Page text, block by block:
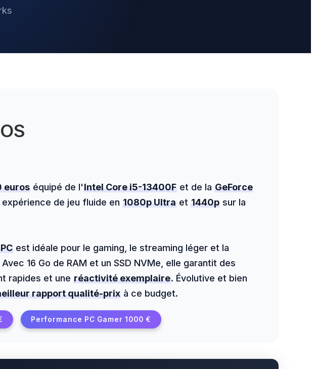
euros équipé de l'Intel Core i5-13400F et de la GeForce
de jeu fluide en 1080p Ultra et 1440p sur la
est idéale pour le gaming, le streaming léger et la
16 Go de RAM et un SSD NVMe, elle garantit des
rapides et une réactivité exemplaire. Évolutive et bien
rapport qualité-prix à ce budget.
Performance PC Gamer 1000 €